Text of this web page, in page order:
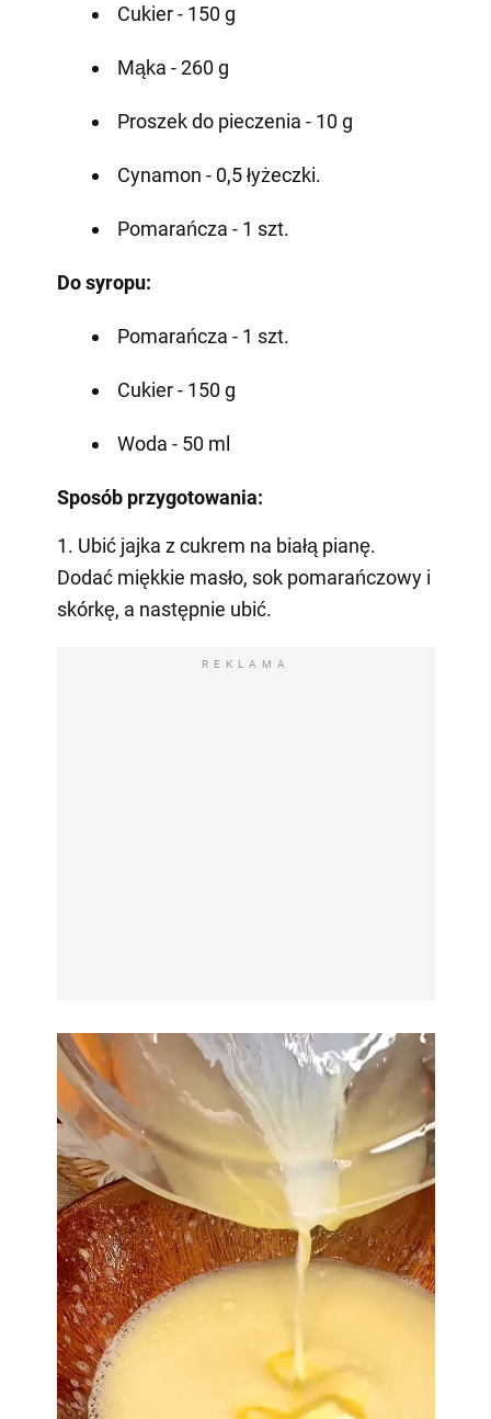
Cukier - 150 g
Mąka - 260 g
Proszek do pieczenia - 10 g
Cynamon - 0,5 łyżeczki.
Pomarańcza - 1 szt.
Do syropu:
Pomarańcza - 1 szt.
Cukier - 150 g
Woda - 50 ml
Sposób przygotowania:
1. Ubić jajka z cukrem na białą pianę.
Dodać miękkie masło, sok pomarańczowy i
skórkę, a następnie ubić.
REKLAMA